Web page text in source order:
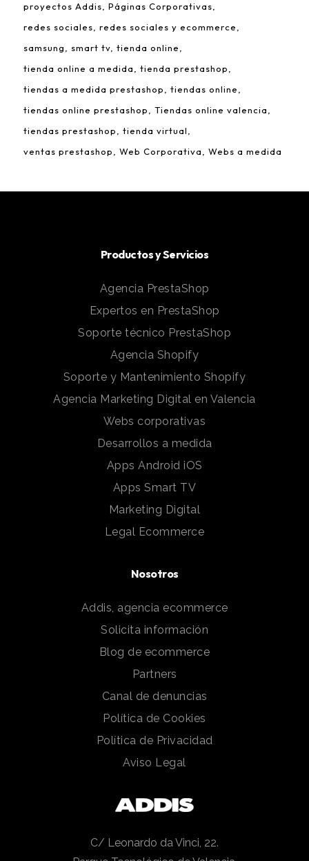
proyectos Addis
Páginas Corporativas
redes sociales
redes sociales y ecommerce
samsung
smart tv tienda online
tienda online a medida
tienda prestashop
tiendas a medida prestashop
tiendas online
tiendas online prestashop
Tiendas online valencia
tiendas prestashop
tienda virtual
ventas prestashop
Web Corporativa Webs a medida
Productos y Servicios
Agencia PrestaShop
Expertos en PrestaShop
Soporte técnico PrestaShop
Agencia Shopify
Soporte y Mantenimiento Shopify
Agencia Marketing Digital en Valencia
Webs corporativas
Desarrollos a medida
Apps Android iOS
Apps Smart TV
Marketing Digital
Legal Ecommerce
Nosotros
Addis, agencia ecommerce
Solicita información
Blog de ecommerce
Partners
Canal de denuncias
Política de Cookies
Política de Privacidad
Aviso Legal
C/ Leonardo da Vinci, 22.